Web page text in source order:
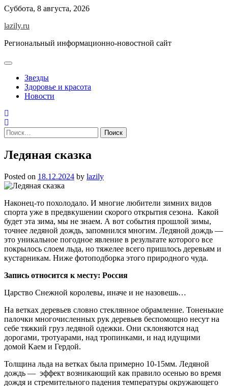
Skip
content
Суббота, 8 августа, 2026
lazily.ru
Региональный информационно-новостной сайт
Звезды
Здоровье и красота
Новости
Найти:
Ледяная сказка
Posted on 18.12.2024 by lazily
Наконец-то похолодало. И многие любители зимних видов
спорта уже в предвкушении скорого открытия сезона. Какой
будет эта зима, мы не знаем. А вот события прошлой зимы,
точнее ледяной дождь, запомнился многим. Ледяной дождь —
это уникальное погодное явление в результате которого все
покрылось слоем льда, но тяжелее всего пришлось деревьям и
кустарникам. Ниже фотоподборка этого природного чуда.
Запись относится к месту: Россия
Царство Снежной королевы, иначе и не назовешь…
На ветках деревьев словно стеклянное обрамление. Тоненькие
палочки многочисленных рук деревьев беспомощно несут на
себе тяжкий груз ледяной одежки. Они склоняются над
дорогами, тротуарами, над тропинками, и над идущими
домой Каем и Гердой.
Толщина льда на ветках была примерно 10-15мм. Ледяной
дождь — эффект возникающий как правило осенью во время
дождя и стремительного падения температуры окружающего